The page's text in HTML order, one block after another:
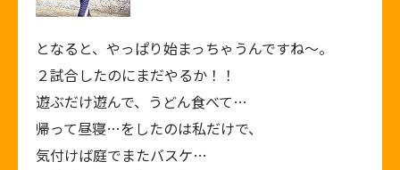
となると、やっぱり始まっちゃうんですね～。
２試合したのにまだやるか！！
遊ぶだけ遊んで、うどん食べて…
帰って昼寝…をしたのは私だけで、
気付けば庭でまたバスケ…